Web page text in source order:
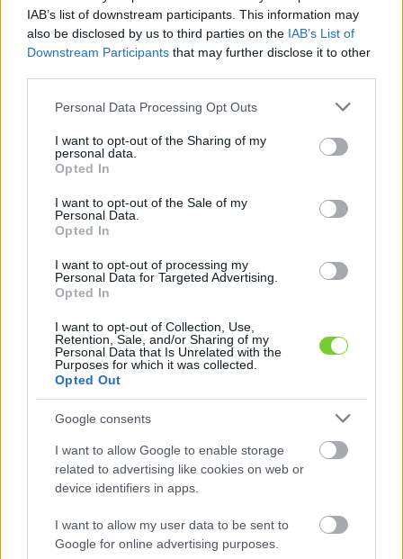
IAB’s list of downstream participants. This information may
also be disclosed by us to third parties on the IAB’s List of
Downstream Participants that may further disclose it to other
Please note that this website/app uses one or more Google
not limited to your visit or usage behaviour. You may click to
grant or deny consent to Google and its third-party tags to
use your data for below specified purposes in below Google
consent section.
Personal Data Processing Opt Outs
I want to opt-out of the Sharing of my
personal data.
Opted In
I want to opt-out of the Sale of my
Personal Data.
Opted In
I want to opt-out of processing my
Personal Data for Targeted Advertising.
Opted In
I want to opt-out of Collection, Use,
Retention, Sale, and/or Sharing of my
Personal Data that Is Unrelated with the
Purposes for which it was collected.
Opted Out
Google consents
I want to allow Google to enable storage
related to advertising like cookies on web or
device identifiers in apps.
I want to allow my user data to be sent to
Google for online advertising purposes.
Felhasználónév
Jelszó
Elfelejtette jelszavát?
Bejelentkezés
faiskola.hu
Kertészeti, kerti termékek és szolgáltatások térképes
KERTÉSZ ÉS KERTÉSZET REGISZTRÁCIÓ
'Simonffy piros' alma
(Malus domestica
''Simonffy piros'')
A 'Simonffy piros' egy magyar történelmi (téli) almafajta,
Gyakran 'Cigányalma'-ként is emlegetik, bár ez az
elnevezést több más sötétvörös almafajta esetében is